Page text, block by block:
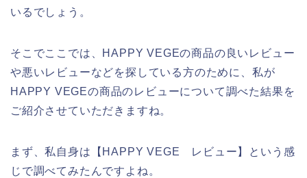
いるでしょう。
そこでここでは、HAPPY VEGEの商品の良いレビュー
や悪いレビューなどを探している方のために、私が
HAPPY VEGEの商品のレビューについて調べた結果を
ご紹介させていただきますね。
まず、私自身は【HAPPY VEGE レビュー】という感
じで調べてみたんですよね。